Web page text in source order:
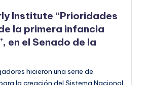
Institute “Prioridades
la primera infancia
en el Senado de la
hicieron una serie de
la creación del Sistema Nacional